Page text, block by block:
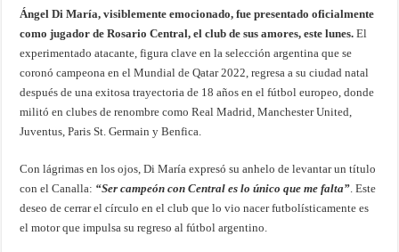
Ángel Di María, visiblemente emocionado, fue presentado oficialmente
como jugador de Rosario Central, el club de sus amores, este lunes. El
experimentado atacante, figura clave en la selección argentina que se
coronó campeona en el Mundial de Qatar 2022, regresa a su ciudad natal
después de una exitosa trayectoria de 18 años en el fútbol europeo, donde
militó en clubes de renombre como Real Madrid, Manchester United,
Juventus, Paris St. Germain y Benfica.
Con lágrimas en los ojos, Di María expresó su anhelo de levantar un título
con el Canalla: “Ser campeón con Central es lo único que me falta”. Este
deseo de cerrar el círculo en el club que lo vio nacer futbolísticamente es
el motor que impulsa su regreso al fútbol argentino.